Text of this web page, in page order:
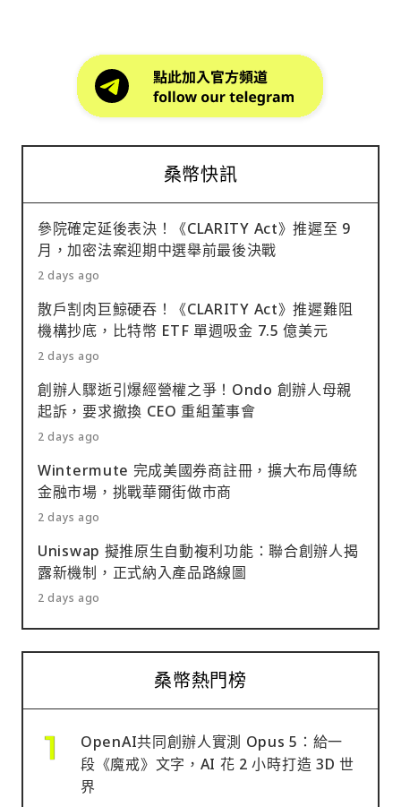
桑幣快訊
參院確定延後表決！《CLARITY Act》推遲至 9
月，加密法案迎期中選舉前最後決戰
2 days ago
散戶割肉巨鯨硬吞！《CLARITY Act》推遲難阻
機構抄底，比特幣 ETF 單週吸金 7.5 億美元
2 days ago
創辦人驟逝引爆經營權之爭！Ondo 創辦人母親
起訴，要求撤換 CEO 重組董事會
2 days ago
Wintermute 完成美國券商註冊，擴大布局傳統
金融市場，挑戰華爾街做市商
2 days ago
Uniswap 擬推原生自動複利功能：聯合創辦人揭
露新機制，正式納入產品路線圖
2 days ago
桑幣熱門榜
OpenAI共同創辦人實測 Opus 5：給一
段《魔戒》文字，AI 花 2 小時打造 3D 世
界